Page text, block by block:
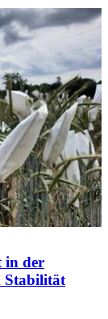
in der
Stabilität